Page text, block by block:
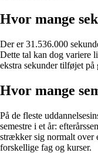
Hvor mange
Der er 31.536.000
Dette tal kan dog variere
ekstra sekunder tilføjet på
Hvor mange
På de fleste
semestre i et år:
strækker sig normalt over
forskellige fag og kurser.